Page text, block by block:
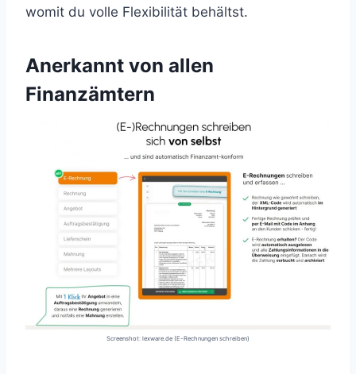
womit du volle Flexibilität behältst.
Anerkannt von allen
Finanzämtern
Screenshot: lexware.de (E-Rechnungen schreiben)